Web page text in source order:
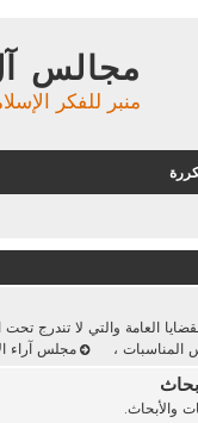
مجالس
منبر للفكر
العامة والتي لا تندرج
المناسبات ، مجلس آراء
والأبحاث.